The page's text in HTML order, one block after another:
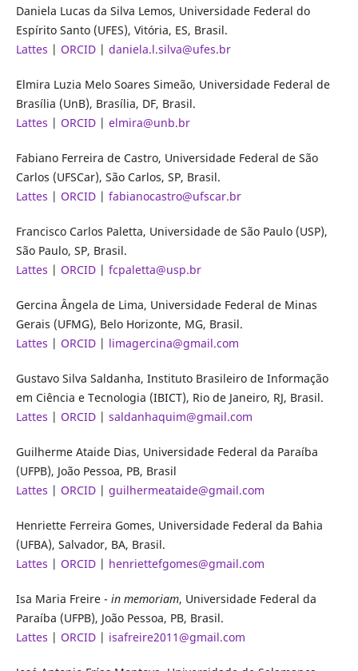
Daniela Lucas da Silva Lemos, Universidade Federal do
Espírito Santo (UFES), Vitória, ES, Brasil.
Lattes | ORCID| daniela.l.silva@ufes.br
Elmira Luzia Melo Soares Simeão, Universidade Federal de
Brasília (UnB), Brasília, DF, Brasil.
Lattes | ORCID| elmira@unb.br
Fabiano Ferreira de Castro, Universidade Federal de São
Carlos (UFSCar), São Carlos, SP, Brasil.
Lattes | ORCID| fabianocastro@ufscar.br
Francisco Carlos Paletta, Universidade de São Paulo (USP),
São Paulo, SP, Brasil.
Lattes | ORCID| fcpaletta@usp.br
Gercina Ângela de Lima, Universidade Federal de Minas
Gerais (UFMG), Belo Horizonte, MG, Brasil.
Lattes | ORCID| limagercina@gmail.com
Gustavo Silva Saldanha, Instituto Brasileiro de Informação
em Ciência e Tecnologia (IBICT), Rio de Janeiro, RJ, Brasil.
Lattes | ORCID| saldanhaquim@gmail.com
Guilherme Ataide Dias, Universidade Federal da Paraíba
(UFPB), João Pessoa, PB, Brasil
Lattes | ORCID| guilhermeataide@gmail.com
Henriette Ferreira Gomes, Universidade Federal da Bahia
(UFBA), Salvador, BA, Brasil.
Lattes | ORCID| henriettefgomes@gmail.com
Isa Maria Freire - in memoriam, Universidade Federal da
Paraíba (UFPB), João Pessoa, PB, Brasil.
Lattes | ORCID| isafreire2011@gmail.com